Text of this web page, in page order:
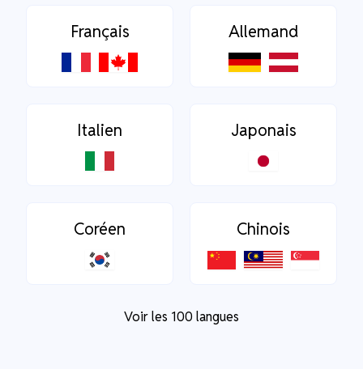
Français Allemand
Italien Japonais
Coréen Chinois
Voir les 100 langues